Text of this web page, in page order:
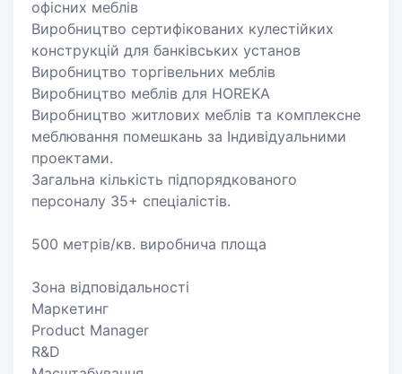
офісних меблів
Виробництво сертифікованих кулестійких
конструкцій для банківських установ
Виробництво торгівельних меблів
Виробництво меблів для HOREKA
Виробництво житлових меблів та комплексне
меблювання помешкань за Індивідуальними
проектами.
Загальна кількість підпорядкованого
персоналу 35+ спеціалістів.
500 метрів/кв. виробнича площа
Зона відповідальності
Маркетинг
Product Manager
R&D